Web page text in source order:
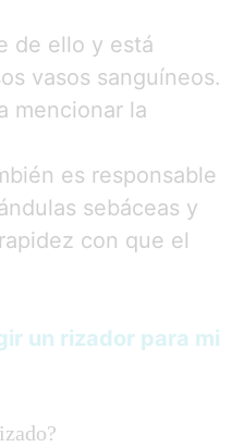
de ello y está
vasos sanguíneos.
mencionar la
es responsable
sebáceas y
con que el
un rizador para mi